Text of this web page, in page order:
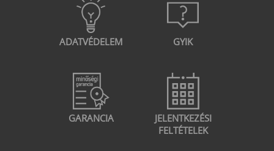
ADATVÉDELEM GYIK
GARANCIA
JELENTKEZÉSI
FELTÉTELEK